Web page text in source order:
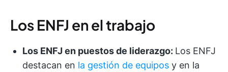
Los ENFJ en el trabajo
Los ENFJ en puestos de liderazgo: Los ENFJ
destacan en la gestión de equipos y en la